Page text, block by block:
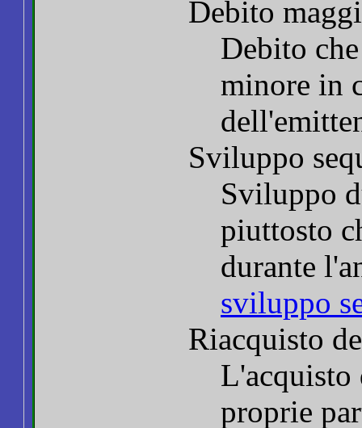
Debito
Debito
minore in
Sviluppo
Sviluppo
piuttosto
durante
sviluppo
Riacquisto
L'acquisto
proprie